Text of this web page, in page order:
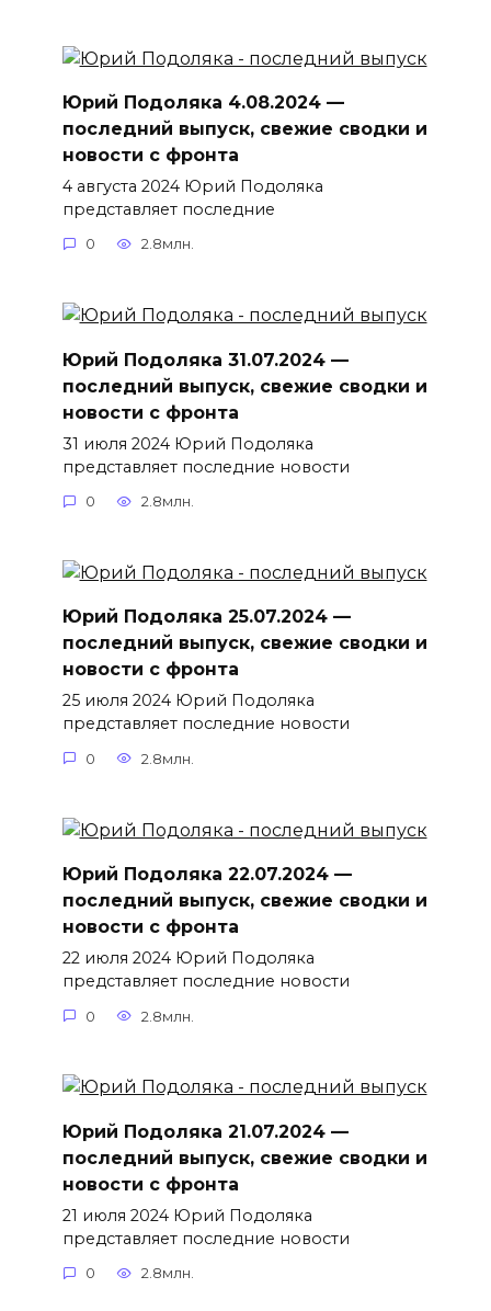
Юрий Подоляка 4.08.2024 —
последний выпуск, свежие сводки и
новости с фронта
4 августа 2024 Юрий Подоляка
представляет последние
0 2.8млн.
Юрий Подоляка 31.07.2024 —
последний выпуск, свежие сводки и
новости с фронта
31 июля 2024 Юрий Подоляка
представляет последние новости
0 2.8млн.
Юрий Подоляка 25.07.2024 —
последний выпуск, свежие сводки и
новости с фронта
25 июля 2024 Юрий Подоляка
представляет последние новости
0 2.8млн.
Юрий Подоляка 22.07.2024 —
последний выпуск, свежие сводки и
новости с фронта
22 июля 2024 Юрий Подоляка
представляет последние новости
0 2.8млн.
Юрий Подоляка 21.07.2024 —
последний выпуск, свежие сводки и
новости с фронта
21 июля 2024 Юрий Подоляка
представляет последние новости
0 2.8млн.